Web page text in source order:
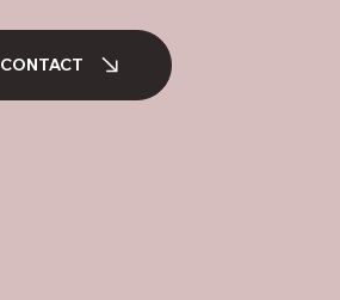
CONTACT